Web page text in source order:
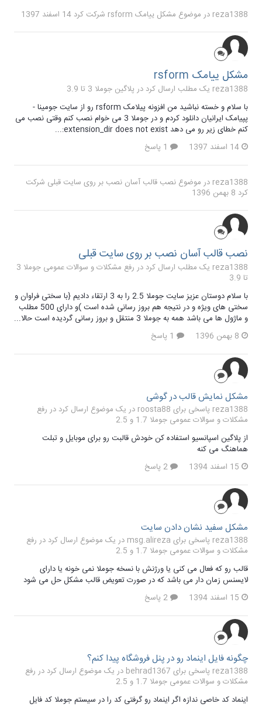
reza1388 در موضوع مشکل ییامک rsform شرکت کرد 14 اسفند 1397
مشکل ییامک rsform
reza1388 یک مطلب ارسال کرد در
پلاگین جوملا 3 تا 3.9
با سلام و خسته نباشید من افزونه پیلامک rsform رو از سایت جومینا -
پپیامک ایرانیان دانلود کردم و در جوملا 3 می خوام نصب کنم وقتی نصب می
کنم خطای زیر رو می دهد extension_dir does not exist:...
14 اسفند 1397
reza1388 در موضوع نصب قالب آسان نصب بر روی سایت قبلی شرکت
کرد 8 بهمن 1396
نصب قالب آسان نصب بر روی سایت قبلی
reza1388 یک مطلب ارسال کرد در
رفع مشکلات و سوالات عمومی جوملا 3
تا 3.9
با سلام دوستان عزیز سایت جوملا 2.5 را به 3 ارتقاء دادیم {با سختی فراوان و
سختی های ویژه و در نتیجه هم بروز رسانی شده است )و دارای 500 مطلب
و ماژول ها می باشد همه به جوملا 3 منتقل و بروز رسانی گردیده است حالا...
8 بهمن 1396
مشکل نمایش قالب در گوشی
reza1388 پاسخی برای roosta88 در یک موضوع ارسال کرد در
رفع
مشکلات و سوالات عمومی جوملا 1.7 و 2.5
از پلاگین اسپانسیو استفاده کن خودش قالبت رو برای موبایل و تبلت
هماهنگ می کنه
15 اسفند 1394
مشکل سفید نشان دادن سایت
reza1388 پاسخی برای msg.alireza در یک موضوع ارسال کرد در
رفع
مشکلات و سوالات عمومی جوملا 1.7 و 2.5
قالب رو که فعال می کنی یا ورژنش با نسخه جوملا نمی خونه یا دارای
لایسنس زمان دار می باشد که در صورت تعویض قالب مشکل حل می شود
15 اسفند 1394
چگونه فایل اینماد رو در پنل فروشگاه پیدا کنم؟
reza1388 پاسخی برای behrad1367 در یک موضوع ارسال کرد در
رفع
مشکلات و سوالات عمومی جوملا 1.7 و 2.5
اینماد کد خاصی ندازه اگر اینماد رو گرفتی کد را در سیستم جوملا کد فایل